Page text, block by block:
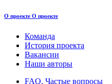
О проекте О проекте
Команда
История проекта
Вакансии
Наши авторы
FAQ. Частые вопросы